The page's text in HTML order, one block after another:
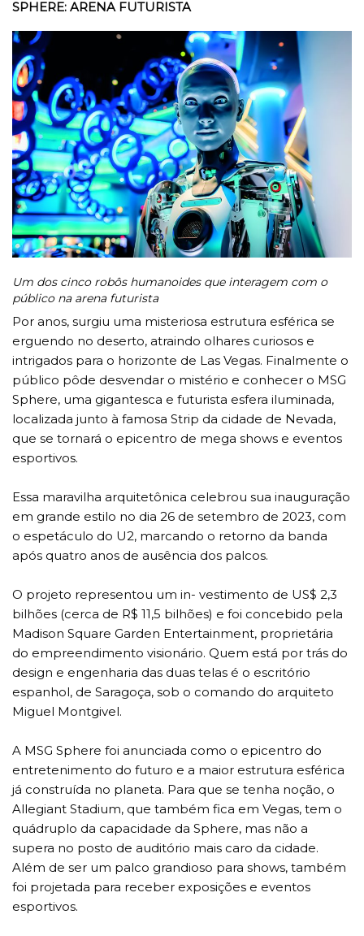
SPHERE: ARENA FUTURISTA
Um dos cinco robôs humanoides que interagem com o
público na arena futurista
Por anos, surgiu uma misteriosa estrutura esférica se
erguendo no deserto, atraindo olhares curiosos e
intrigados para o horizonte de Las Vegas. Finalmente o
público pôde desvendar o mistério e conhecer o MSG
Sphere, uma gigantesca e futurista esfera iluminada,
localizada junto à famosa Strip da cidade de Nevada,
que se tornará o epicentro de mega shows e eventos
esportivos.
Essa maravilha arquitetônica celebrou sua inauguração
em grande estilo no dia 26 de setembro de 2023, com
o espetáculo do U2, marcando o retorno da banda
após quatro anos de ausência dos palcos.
O projeto representou um in- vestimento de US$ 2,3
bilhões (cerca de R$ 11,5 bilhões) e foi concebido pela
Madison Square Garden Entertainment, proprietária
do empreendimento visionário. Quem está por trás do
design e engenharia das duas telas é o escritório
espanhol, de Saragoça, sob o comando do arquiteto
Miguel Montgivel.
A MSG Sphere foi anunciada como o epicentro do
entretenimento do futuro e a maior estrutura esférica
já construída no planeta. Para que se tenha noção, o
Allegiant Stadium, que também fica em Vegas, tem o
quádruplo da capacidade da Sphere, mas não a
supera no posto de auditório mais caro da cidade.
Além de ser um palco grandioso para shows, também
foi projetada para receber exposições e eventos
esportivos.